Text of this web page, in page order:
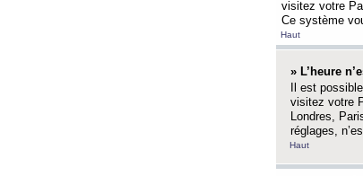
visitez votre
Ce système
Haut
» L’heure
Il est
visitez votre
Londres,
réglages,
Haut